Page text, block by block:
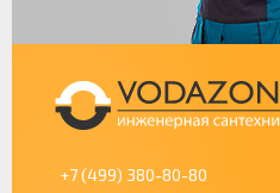
+7 (499) 380-80-80